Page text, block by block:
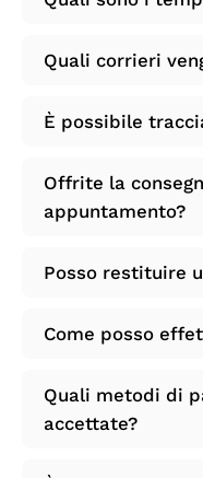
Quali corrieri
È possibile
Offrite la
appuntamento?
Posso restituire
Come posso
Quali metodi di
accettate?